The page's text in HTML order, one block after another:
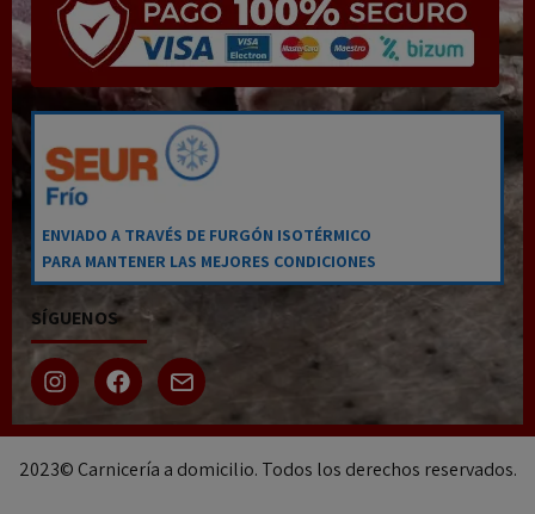
ENVIADO A TRAVÉS DE FURGÓN ISOTÉRMICO
PARA MANTENER LAS MEJORES CONDICIONES
SÍGUENOS
2023© Carnicería a domicilio. Todos los derechos reservados.